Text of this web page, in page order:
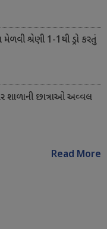
શ્રેણી 1-1થી ડ્રો કરતું
શાળાની છાત્રાઓ અવ્વલ
Read More